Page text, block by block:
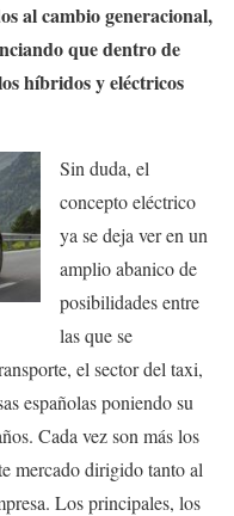
al cambio generacional,
que dentro de
híbridos y eléctricos
Sin duda, el
concepto eléctrico
ya se deja ver en un
amplio abanico de
posibilidades entre
las que se
el sector del taxi,
españolas poniendo su
Cada vez son más los
mercado dirigido tanto al
Los principales, los